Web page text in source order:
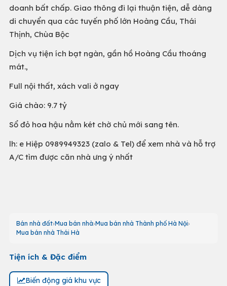
doanh bất chấp. Giao thông đi lại thuận tiện, dễ dàng
di chuyển qua các tuyến phố lớn Hoàng Cầu, Thái
Thịnh, Chùa Bộc
Dịch vụ tiện ích bạt ngàn, gần hồ Hoàng Cầu thoáng
mát.,
Full nội thất, xách vali ở ngay
Giá chào: 9.7 tỷ
Sổ đỏ hoa hậu nằm két chờ chủ mới sang tên.
lh: e Hiệp 0989949323 (zalo & Tel) để xem nhà và hỗ trợ
A/C tìm được căn nhà ưng ý nhất
Bán nhà đất Mua bán nhà Mua bán nhà Thành phố Hà Nội
Mua bán nhà Thái Hà
Tiện ích & Đặc điểm
Biến động giá khu vực